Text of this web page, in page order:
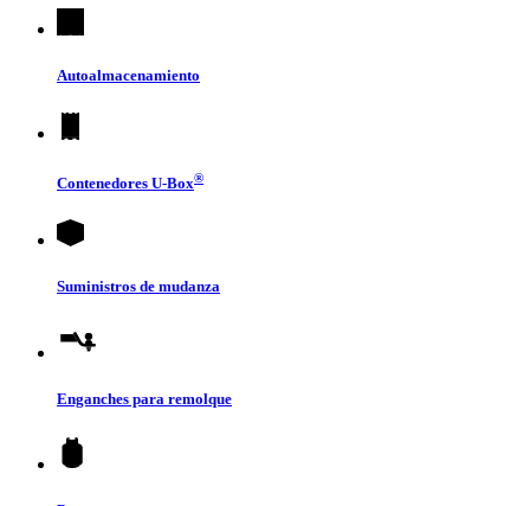
Autoalmacenamiento
Contenedores U-Box®
Suministros de mudanza
Enganches para remolque